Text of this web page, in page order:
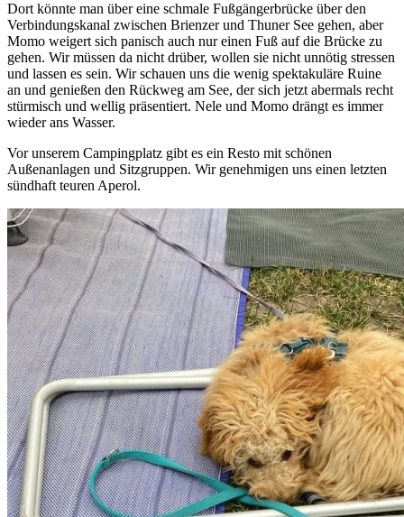
Dort könnte man über eine schmale Fußgängerbrücke über den
Verbindungskanal zwischen Brienzer und Thuner See gehen, aber
Momo weigert sich panisch auch nur einen Fuß auf die Brücke zu
gehen. Wir müssen da nicht drüber, wollen sie nicht unnötig stressen
und lassen es sein. Wir schauen uns die wenig spektakuläre Ruine
an und genießen den Rückweg am See, der sich jetzt abermals recht
stürmisch und wellig präsentiert. Nele und Momo drängt es immer
wieder ans Wasser.
Vor unserem Campingplatz gibt es ein Resto mit schönen
Außenanlagen und Sitzgruppen. Wir genehmigen uns einen letzten
sündhaft teuren Aperol.